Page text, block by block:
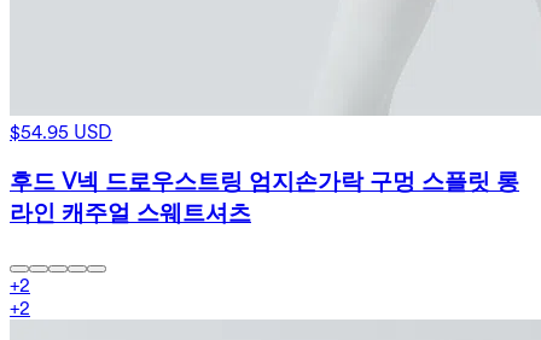
$54.95 USD
후드 V넥 드로우스트링 엄지손가락 구멍 스플릿 롱
라인 캐주얼 스웨트셔츠
+2
+2